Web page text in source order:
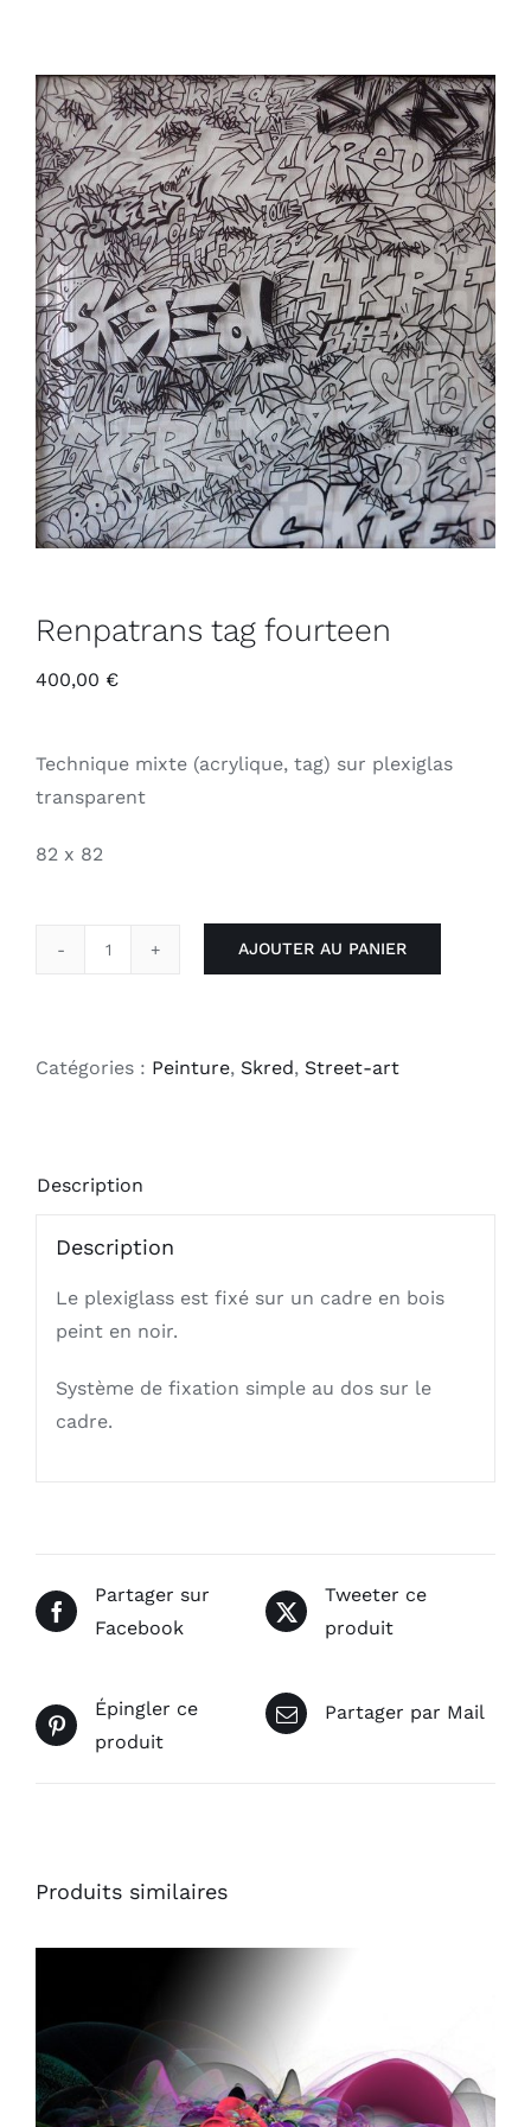
Renpatrans tag fourteen
400,00 €
Technique mixte (acrylique, tag) sur plexiglas
transparent
82 x 82
tag
AJOUTER AU PANIER
Catégories : Peinture, Skred, Street-art
Description
Description
Le plexiglass est fixé sur un cadre en bois
peint en noir.
Système de fixation simple au dos sur le
cadre.
Partager sur
Facebook
Tweeter ce
produit
Épingler ce
produit
Partager par Mail
Produits similaires
AJOUTER AU PANIER
/
DÉTAILS